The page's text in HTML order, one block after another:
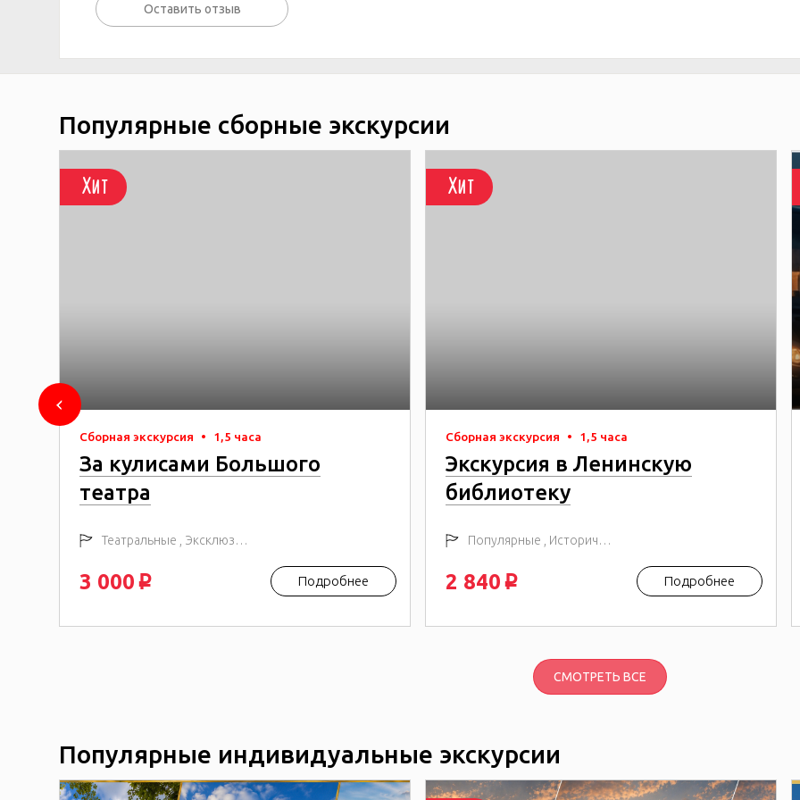
Оставить отзыв
Популярные сборные экскурсии
Хит
Сборная экскурсия • 1,5 часа
За кулисами Большого
театра
Театральные , Эксклюзивные
3 000 p Подробнее
Хит
Сборная экскурсия • 1,5 часа
Экскурсия в Ленинскую
библиотеку
Популярные , Исторические
2 840 p Подробнее
СМОТРЕТЬ ВСЕ
Популярные индивидуальные экскурсии